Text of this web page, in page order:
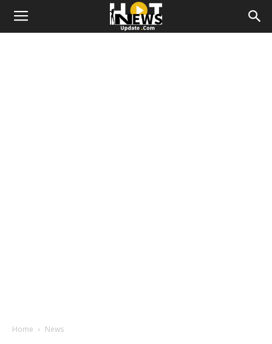
Home News